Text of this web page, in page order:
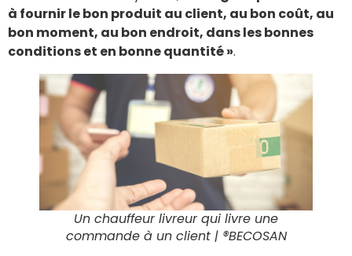
à fournir le bon produit au client, au bon coût, au
bon moment, au bon endroit, dans les bonnes
conditions et en bonne quantité ».
Un chauffeur livreur qui livre une
commande à un client| ®BECOSAN